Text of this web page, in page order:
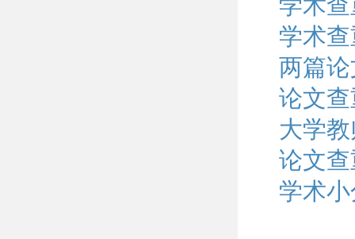
学术
两篇
论文
大学
论文
学术